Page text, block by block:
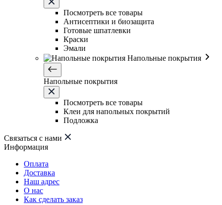
Посмотреть все товары
Антисептики и биозащита
Готовые шпатлевки
Краски
Эмали
Напольные покрытия
Напольные покрытия
Посмотреть все товары
Клеи для напольных покрытий
Подложка
Связаться с нами
Информация
Оплата
Доставка
Наш адрес
О нас
Как сделать заказ